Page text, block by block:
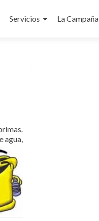
Servicios La Campaña
agua,